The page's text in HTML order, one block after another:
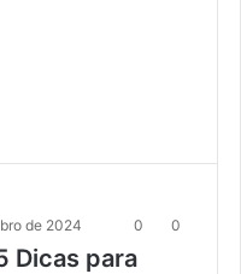
de 2024 0 0
Dicas para